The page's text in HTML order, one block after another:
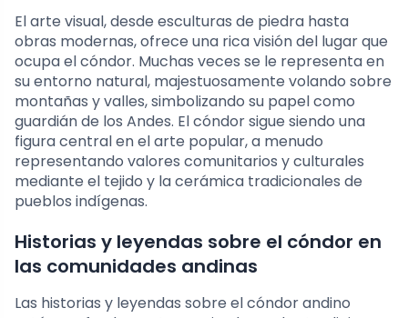
El arte visual, desde esculturas de piedra hasta
obras modernas, ofrece una rica visión del lugar que
ocupa el cóndor. Muchas veces se le representa en
su entorno natural, majestuosamente volando sobre
montañas y valles, simbolizando su papel como
guardián de los Andes. El cóndor sigue siendo una
figura central en el arte popular, a menudo
representando valores comunitarios y culturales
mediante el tejido y la cerámica tradicionales de
pueblos indígenas.
Historias y leyendas sobre el cóndor en
las comunidades andinas
Las historias y leyendas sobre el cóndor andino